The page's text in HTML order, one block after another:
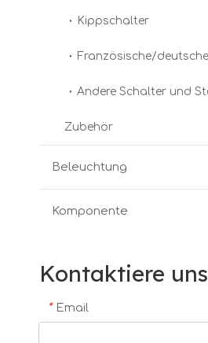
Kippschalter
Zubehör
Beleuchtung
Komponente
Kontaktiere uns
* Email